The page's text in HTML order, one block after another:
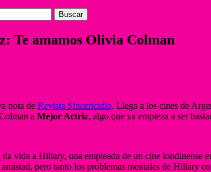
Te amamos Olivia Colman
nota de Revista Sincericidio. Llega a los cines de
a Mejor Actriz, algo que ya empieza a ser
da vida a Hillary, una empleada de un cine londinense
pero tanto los problemas mentales de Hillary